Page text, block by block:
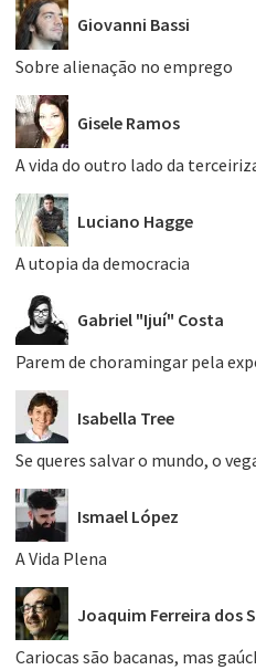
Giovanni Bassi
Sobre alienação no emprego
Gisele Ramos
A vida do outro lado da
Luciano Hagge
A utopia da democracia
Gabriel "Ijuí" Costa
Parem de choramingar pela
Isabella Tree
Se queres salvar o mundo, o
Ismael López
A Vida Plena
Joaquim Ferreira dos
Cariocas são bacanas, mas